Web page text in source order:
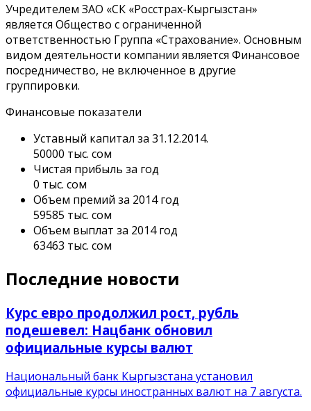
Учредителем ЗАО «СК «Росстрах-Кыргызстан»
является Общество с ограниченной
ответственностью Группа «Страхование». Основным
видом деятельности компании является Финансовое
посредничество, не включенное в другие
группировки.
Финансовые показатели
Уставный капитал за 31.12.2014.
50000 тыс. сом
Чистая прибыль за год
0 тыс. сом
Объем премий за 2014 год
59585 тыс. сом
Объем выплат за 2014 год
63463 тыс. сом
Последние новости
Курс евро продолжил рост, рубль
подешевел: Нацбанк обновил
официальные курсы валют
Национальный банк Кыргызстана установил
официальные курсы иностранных валют на 7 августа.